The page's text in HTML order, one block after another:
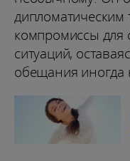
дипломатическим
компромиссы для
ситуаций,
обещания иногда